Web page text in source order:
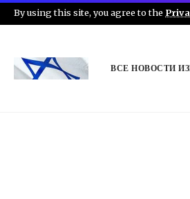
By using this site, you agree to the
ВСЕ НОВОСТИ